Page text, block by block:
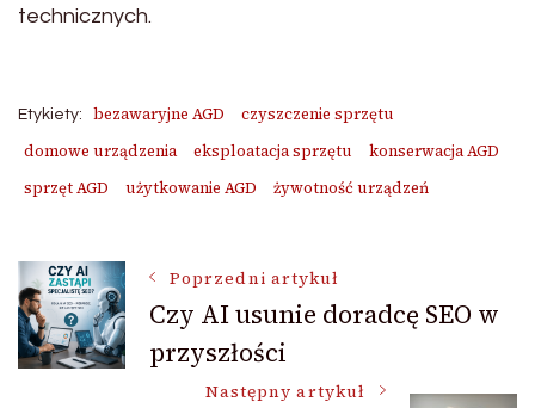
technicznych.
Etykiety: bezawaryjne AGD
czyszczenie sprzętu
domowe urządzenia
eksploatacja sprzętu
konserwacja AGD
sprzęt AGD
użytkowanie AGD żywotność urządzeń
Nawigacja
wpisu
Poprzedni artykuł
Czy AI usunie doradcę SEO w
przyszłości
Następny artykuł